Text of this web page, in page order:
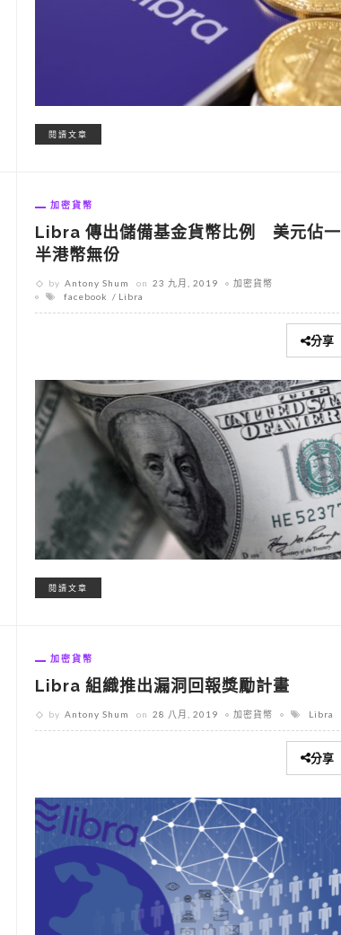
閱讀文章
加密貨幣
Libra 傳出儲備基金貨幣比例 美元佔一
半港幣無份
by Antony Shum on 23 九月, 2019
加密貨幣
facebook
Libra
分享
閱讀文章
加密貨幣
Libra 組織推出漏洞回報獎勵計畫
by Antony Shum on 28 八月, 2019 加密貨幣 Libra
分享